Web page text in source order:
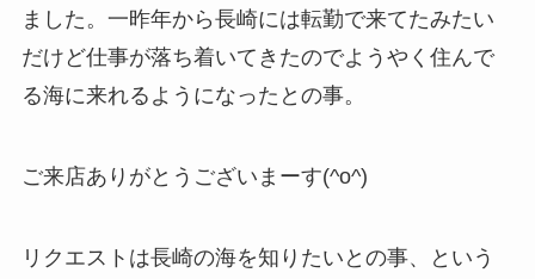
ました。一昨年から長崎には転勤で来てたみたい
だけど仕事が落ち着いてきたのでようやく住んで
る海に来れるようになったとの事。
ご来店ありがとうございまーす(^o^)
リクエストは長崎の海を知りたいとの事、という